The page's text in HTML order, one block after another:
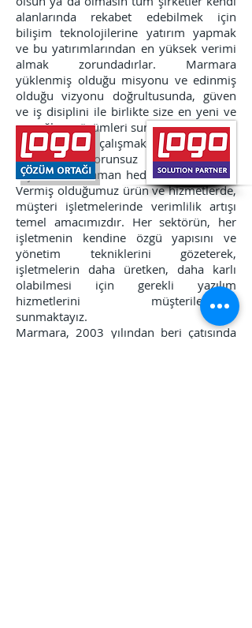
alanlarında rekabet edebilmek için
bilişim teknolojilerine yatırım yapmak
ve bu yatırımlarından en yüksek verimi
almak zorundadırlar. Marmara
yüklenmiş olduğu misyonu ve edinmiş
olduğu vizyonu doğrultusunda, güven
ve iş disiplini ile birlikte size en yeni ve
en sağlam çözümleri sunacaktır.
Firmamız ile çalışmakta olan değerli
müşterimizi sorunsuz olarak yarınlara
taşımak her zaman hedefimiz olmuştur.
Vermiş olduğumuz ürün ve hizmetlerde,
müşteri işletmelerinde verimlilik artışı
temel amacımızdır. Her sektörün, her
işletmenin kendine özgü yapısını ve
yönetim tekniklerini gözeterek,
işletmelerin daha üretken, daha karlı
olabilmesi için gerekli yazılım
hizmetlerini müşterilerimize
sunmaktayız.
Marmara, 2003 yılından beri çatısında